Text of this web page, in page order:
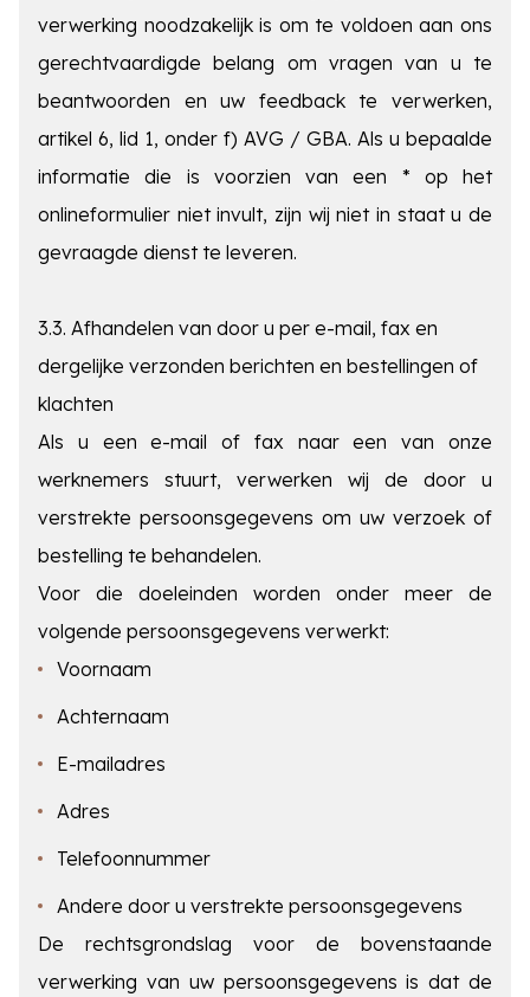
verwerking noodzakelijk is om te voldoen aan ons
gerechtvaardigde belang om vragen van u te
beantwoorden en uw feedback te verwerken,
artikel 6, lid 1, onder f) AVG / GBA. Als u bepaalde
informatie die is voorzien van een * op het
onlineformulier niet invult, zijn wij niet in staat u de
gevraagde dienst te leveren.
3.3. Afhandelen van door u per e-mail, fax en
dergelijke verzonden berichten en bestellingen of
klachten
Als u een e-mail of fax naar een van onze
werknemers stuurt, verwerken wij de door u
verstrekte persoonsgegevens om uw verzoek of
bestelling te behandelen.
Voor die doeleinden worden onder meer de
volgende persoonsgegevens verwerkt:
Voornaam
Achternaam
E-mailadres
Adres
Telefoonnummer
Andere door u verstrekte persoonsgegevens
De rechtsgrondslag voor de bovenstaande
verwerking van uw persoonsgegevens is dat de